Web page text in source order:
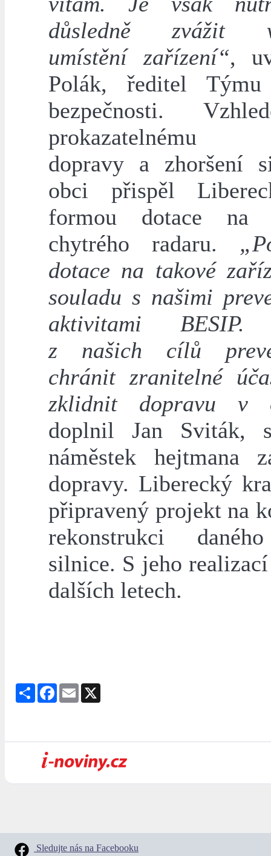
důsledně zvážit
umístění zařízení“,
Polák, ředitel
bezpečnosti.
prokazatelnému
dopravy a zhoršení
obci přispěl
formou dotace na
chytrého radaru.
dotace na takové
souladu s našimi
aktivitami BESIP.
z našich cílů
chránit zranitelné
zklidnit dopravu v
doplnil Jan Sviták,
náměstek hejtmana
dopravy. Liberecký
připravený projekt na
rekonstrukci
silnice. S jeho
dalších letech.
Share Facebook
Email
Sledujte nás na Facebooku